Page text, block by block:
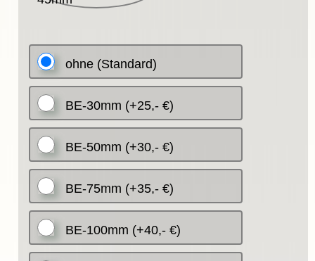
ohne (Standard)
BE-30mm (+25,- €)
BE-50mm (+30,- €)
BE-75mm (+35,- €)
BE-100mm (+40,- €)